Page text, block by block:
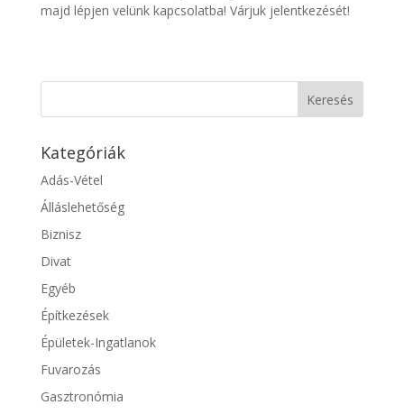
majd lépjen velünk kapcsolatba! Várjuk jelentkezését!
Kategóriák
Adás-Vétel
Álláslehetőség
Biznisz
Divat
Egyéb
Építkezések
Épületek-Ingatlanok
Fuvarozás
Gasztronómia